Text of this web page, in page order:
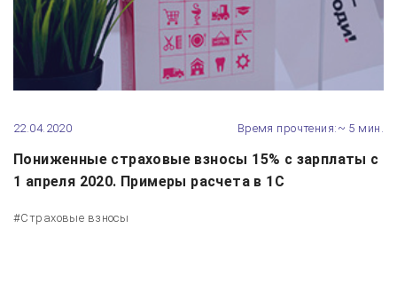
22.04.2020 Время прочтения:~ 5 мин.
Пониженные страховые взносы 15% с зарплаты с
1 апреля 2020. Примеры расчета в 1С
#Страховые взносы